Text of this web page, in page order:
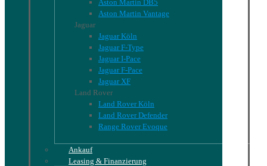
Aston Martin DB5
Aston Martin Vantage
Jaguar
Jaguar Köln
Jaguar F-Type
Jaguar I-Pace
Jaguar F-Pace
Jaguar XF
Land Rover
Land Rover Köln
Land Rover Defender
Range Rover Evoque
Ankauf
Leasing & Finanzierung